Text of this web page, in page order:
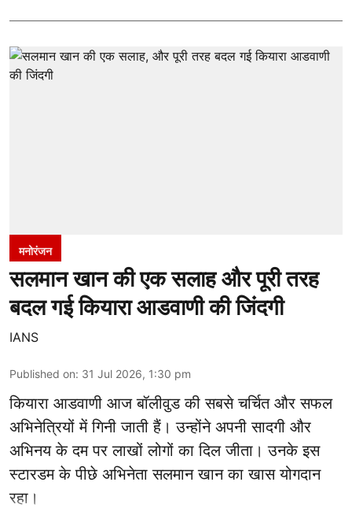
मनोरंजन
सलमान खान की एक सलाह और पूरी तरह
बदल गई कियारा आडवाणी की जिंदगी
IANS
Published on: 31 Jul 2026, 1:30 pm
कियारा आडवाणी आज बॉलीवुड की सबसे चर्चित और सफल
अभिनेत्रियों में गिनी जाती हैं। उन्होंने अपनी सादगी और
अभिनय के दम पर लाखों लोगों का दिल जीता। उनके इस
स्टारडम के पीछे अभिनेता सलमान खान का खास योगदान
रहा।